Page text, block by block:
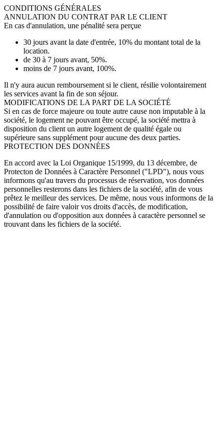
CONDITIONS GÉNÉRALES
ANNULATION DU CONTRAT PAR LE CLIENT
En cas d'annulation, une pénalité sera perçue
30 jours avant la date d'entrée, 10% du montant total de la
location.
de 30 à 7 jours avant, 50%.
moins de 7 jours avant, 100%.
Il n'y aura aucun remboursement si le client, résilie volontairement
les services avant la fin de son séjour.
MODIFICATIONS DE LA PART DE LA SOCIÉTÉ
Si en cas de force majeure ou toute autre cause non imputable à la
société, le logement ne pouvant être occupé, la société mettra à
disposition du client un autre logement de qualité égale ou
supérieure sans supplément pour aucune des deux parties.
PROTECTION DES DONNÉES
En accord avec la Loi Organique 15/1999, du 13 décembre, de
Protecton de Données à Caractère Personnel ("LPD"), nous vous
informons qu'au travers du processus de réservation, vos données
personnelles resterons dans les fichiers de la société, afin de vous
prêtez le meilleur des services. De même, nous vous informons de la
possibilité de faire valoir vos droits d'accès, de modification,
d'annulation ou d'opposition aux données à caractère personnel se
trouvant dans les fichiers de la société.